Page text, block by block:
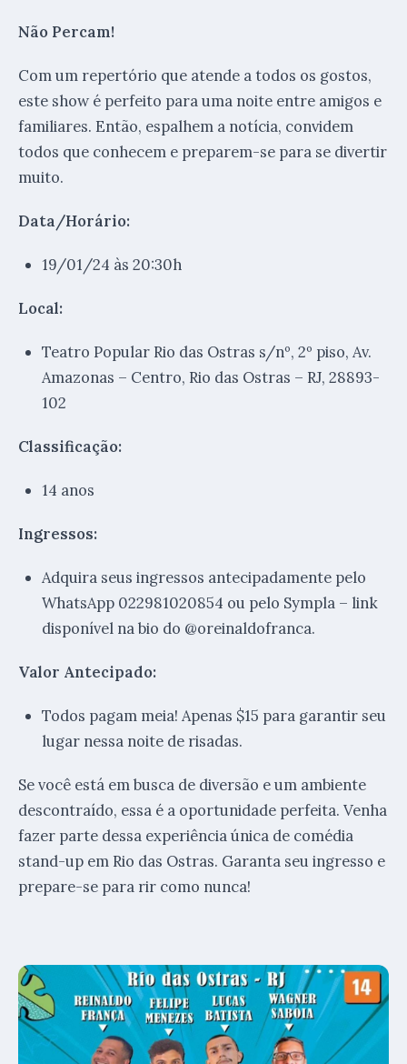
Não Percam!
Com um repertório que atende a todos os gostos,
este show é perfeito para uma noite entre amigos e
familiares. Então, espalhem a notícia, convidem
todos que conhecem e preparem-se para se divertir
muito.
Data/Horário:
19/01/24 às 20:30h
Local:
Teatro Popular Rio das Ostras s/nº, 2º piso, Av.
Amazonas – Centro, Rio das Ostras – RJ, 28893-
102
Classificação:
14 anos
Ingressos:
Adquira seus ingressos antecipadamente pelo
WhatsApp 022981020854 ou pelo Sympla – link
disponível na bio do @oreinaldofranca.
Valor Antecipado:
Todos pagam meia! Apenas $15 para garantir seu
lugar nessa noite de risadas.
Se você está em busca de diversão e um ambiente
descontraído, essa é a oportunidade perfeita. Venha
fazer parte dessa experiência única de comédia
stand-up em Rio das Ostras. Garanta seu ingresso e
prepare-se para rir como nunca!